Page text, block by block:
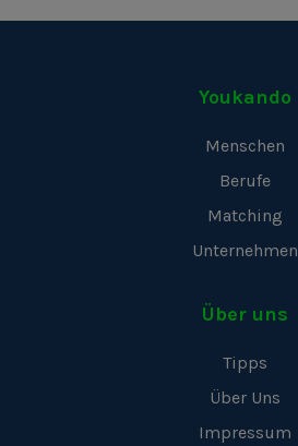
Youkando
Menschen
Berufe
Matching
Unternehmen
Über uns
Tipps
Über Uns
Impressum